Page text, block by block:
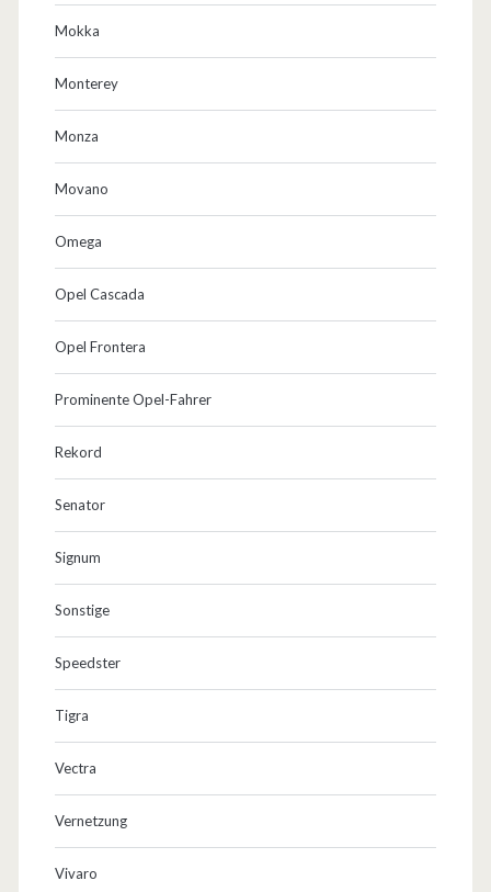
Mokka
Monterey
Monza
Movano
Omega
Opel Cascada
Opel Frontera
Prominente Opel-Fahrer
Rekord
Senator
Signum
Sonstige
Speedster
Tigra
Vectra
Vernetzung
Vivaro